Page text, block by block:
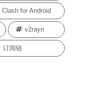
Clash for Android
v2rayn
订阅链